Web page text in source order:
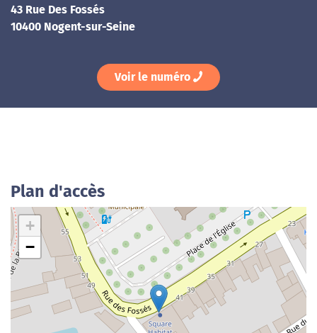
43 Rue Des Fossés
10400 Nogent-sur-Seine
Voir le numéro
Plan d'accès
+
−